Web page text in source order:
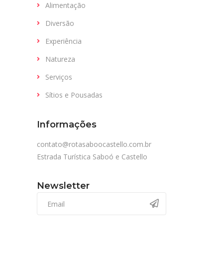
Alimentação
Diversão
Experiência
Natureza
Serviços
Sítios e Pousadas
Informações
contato@rotasaboocastello.com.br
Estrada Turística Saboó e Castello
Newsletter